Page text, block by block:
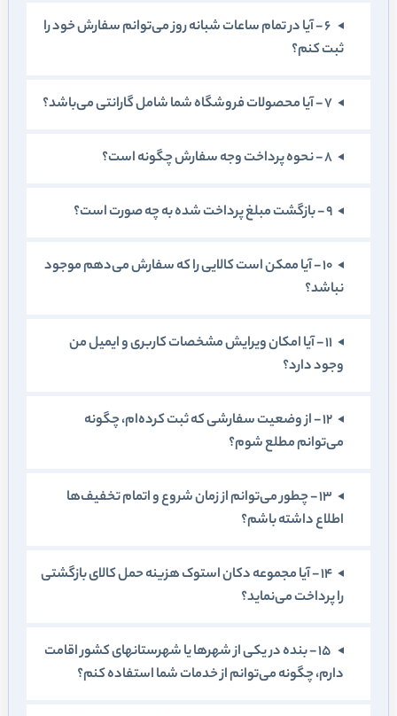
6 - آيا در تمام ساعات شبانه روز می‌توانم سفارش خود را
ثبت کنم؟
7 - آيا محصولات فروشگاه شما شامل گارانتی می‌باشد؟
8 - نحوه پرداخت وجه سفارش چگونه است؟
9 - بازگشت مبلغ پرداخت شده به چه صورت است؟
10 - آيا ممکن است کالايی را که سفارش می‏‌دهم موجود
نباشد؟
11 - آيا امکان ويرايش مشخصات کاربری و ايميل من
وجود دارد؟
12 - از وضعيت سفارشی که ثبت کرده‏‌ام، چگونه
می‌‏توانم مطلع شوم؟
13 - چطور می‌توانم از زمان شروع و اتمام تخفيف‌ها
اطلاع داشته باشم؟
14 - آيا مجموعه دکان استوک هزينه حمل کالای بازگشتی
را پرداخت می‌نمايد؟
15 - بنده در يکی از شهرها يا شهرستانهای کشور اقامت
دارم، چگونه می‌توانم از خدمات شما استفاده کنم؟